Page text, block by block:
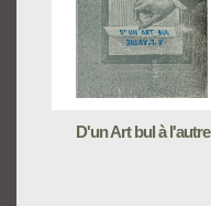
D'un Art bul à l'autre